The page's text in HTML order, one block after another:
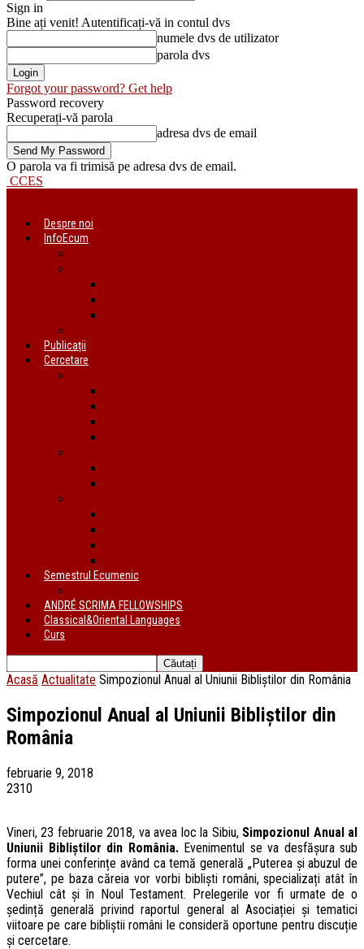
Sign in
Bine ați venit! Autentificați-vă in contul dvs
numele dvs de utilizator
parola dvs
Forgot your password? Get help
Password recovery
Recuperați-vă parola
adresa dvs de email
O parola va fi trimisă pe adresa dvs de email.
CCES
Despre noi
InfoEcum
Publicații
Cercetare
Semestrul Ecumenic
ANDRÉ SCRIMA FELLOWSHIPS
Classical&Oriental Languages
Curs
Acasă Actualitate Simpozionul Anual al Uniunii Bibliștilor din România
Simpozionul Anual al Uniunii Bibliștilor din
România
februarie 9, 2018
2310
Vineri, 23 februarie 2018, va avea loc la Sibiu, Simpozionul Anual al
Uniunii Bibliștilor din România. Evenimentul se va desfășura sub
forma unei conferințe având ca temă generală „Puterea și abuzul de
putere”, pe baza căreia vor vorbi bibliști români, specializați atât în
Vechiul cât și în Noul Testament. Prelegerile vor fi urmate de o
ședință generală privind raportul general al Asociației și tematici
viitoare pe care bibliștii români le consideră oportune pentru discuție
și cercetare.